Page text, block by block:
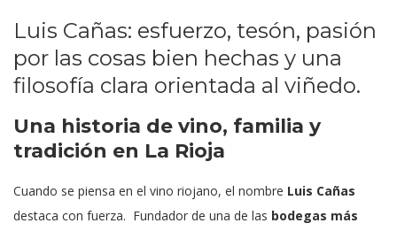
Luis Cañas: esfuerzo, tesón, pasión
por las cosas bien hechas y una
filosofía clara orientada al viñedo.
Una historia de vino, familia y
tradición en La Rioja
Cuando se piensa en el vino riojano, el nombre Luis Cañas
destaca con fuerza. Fundador de una de las bodegas más